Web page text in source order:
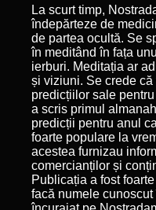
La scurt timp,
îndepărteze de
de partea ocultă. Se
în meditând în fața
ierburi. Meditația ar
și viziuni. Se crede
predicțiilor sale
a scris primul
predicții pentru anul
foarte populare la
acestea furnizau
comercianților și
Publicația a fost
facă numele